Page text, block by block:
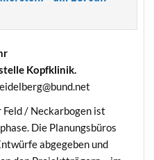
Kopfklinik.
/ Neckarbogen ist
Die Planungsbüros
abgegeben und